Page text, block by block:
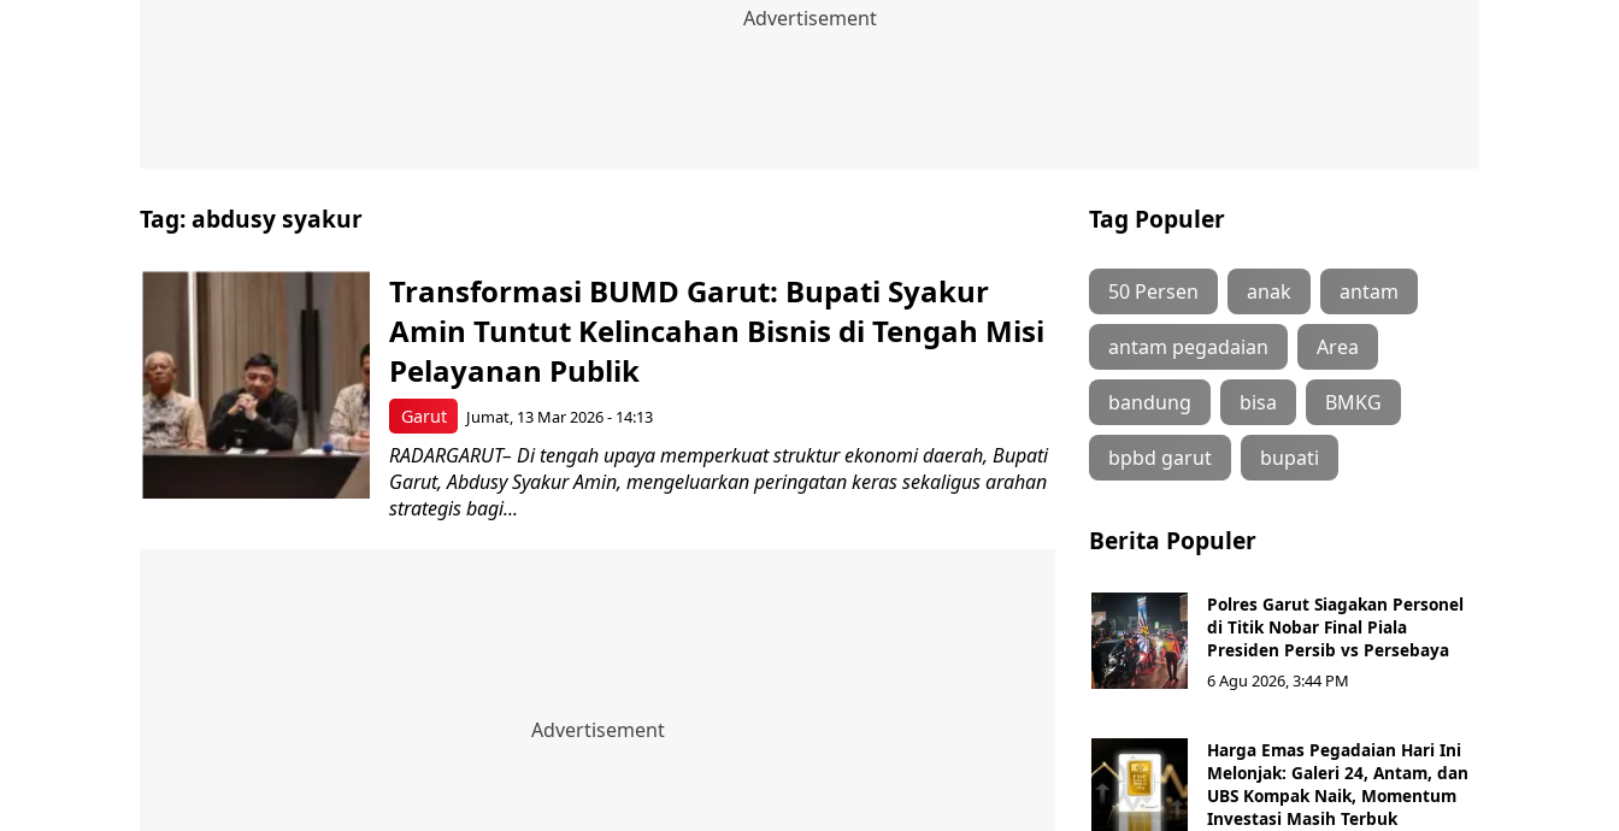
Tag:abdusy syakur
Garut
Transformasi BUMD Garut: Bupati Syakur
Amin Tuntut Kelincahan Bisnis di Tengah Misi
Pelayanan Publik
Jumat, 13 Mar 2026 - 14:13
RADARGARUT– Di tengah upaya memperkuat struktur ekonomi daerah, Bupati
Garut, Abdusy Syakur Amin, mengeluarkan peringatan keras sekaligus arahan
strategis bagi...
Tag Populer
50 Persen anak antam
antam pegadaian Area
bandung bisa BMKG
bpbd garut bupati
Berita Populer
Polres Garut Siagakan Personel
di Titik Nobar Final Piala
Presiden Persib vs Persebaya
6 Agu 2026, 3:44 PM
Harga Emas Pegadaian Hari Ini
Melonjak: Galeri 24, Antam, dan
UBS Kompak Naik, Momentum
Investasi Masih Terbuk